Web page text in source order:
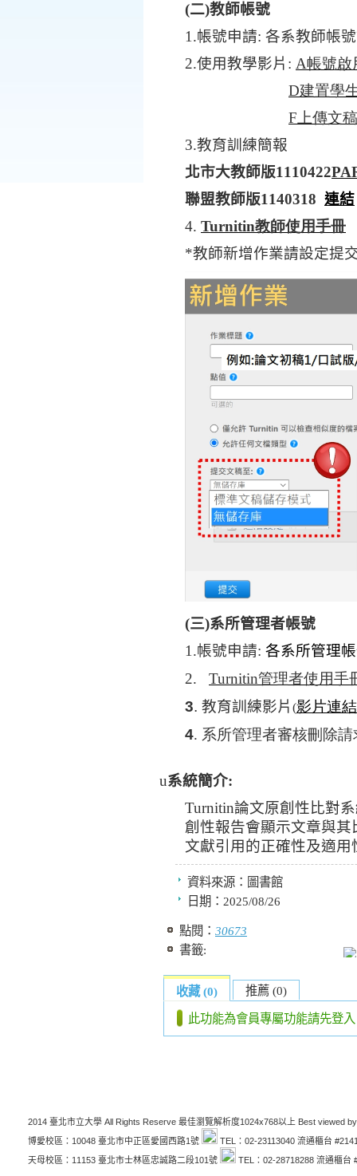
(二)教師帳號
1.帳號申請: 各系教師帳
2.使用教學影片 : A帳號啟
D建置學
F上傳文稿
3.教育訓練簡報
北市大教師版1110422
聯盟教師版1140318 連結
4. Turnitin教師使用手冊
*教師新增作業請設定提
(三)系所管理者帳號
1.帳號申請: 各系所管理
2.
Turnitin管理者使用手
3. 教育訓練影片 (影片連結
4. 系所管理者審核刪除請
u系統簡介:
Turnitin論文原創性比對
創性報告會顯示文章與
文獻引用的正確性及適用
資料來源： 圖書館
日期： 2025/08/26
點閱： 30673
書籤:
收藏 (0) 推薦 (0)
此功能為會員專屬功能請先登入
2014 臺北市立大學 All Rights Reserve 最佳瀏覽解析度1024x768以上 Best viewed
博愛校區：10048 臺北市中正區愛國西路1號
TEL：02-23113040 流通櫃台
天母校區：11153 臺北市士林區忠誠路二段101號
TEL：02-28718288 流通櫃台